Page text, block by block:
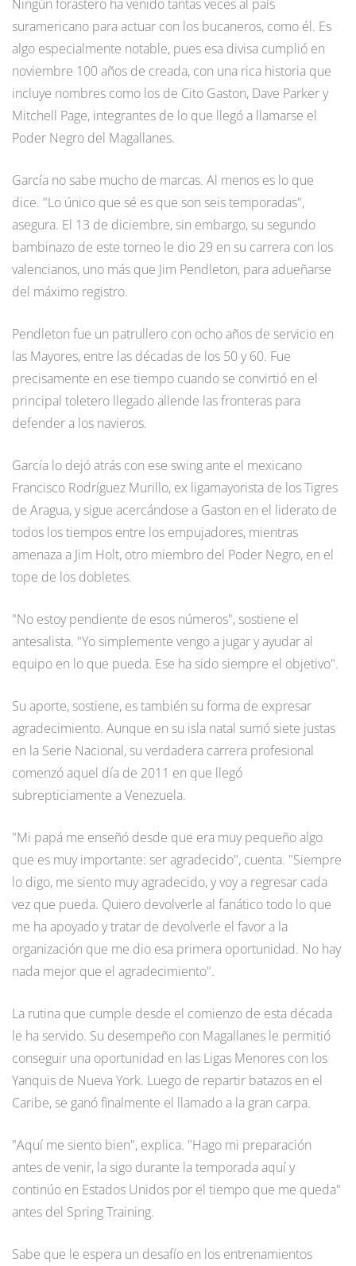
Ningún forastero ha venido tantas veces al país
suramericano para actuar con los bucaneros, como él. Es
algo especialmente notable, pues esa divisa cumplió en
noviembre 100 años de creada, con una rica historia que
incluye nombres como los de Cito Gaston, Dave Parker y
Mitchell Page, integrantes de lo que llegó a llamarse el
Poder Negro del Magallanes.
García no sabe mucho de marcas. Al menos es lo que
dice. "Lo único que sé es que son seis temporadas",
asegura. El 13 de diciembre, sin embargo, su segundo
bambinazo de este torneo le dio 29 en su carrera con los
valencianos, uno más que Jim Pendleton, para adueñarse
del máximo registro.
Pendleton fue un patrullero con ocho años de servicio en
las Mayores, entre las décadas de los 50 y 60. Fue
precisamente en ese tiempo cuando se convirtió en el
principal toletero llegado allende las fronteras para
defender a los navieros.
García lo dejó atrás con ese swing ante el mexicano
Francisco Rodríguez Murillo, ex ligamayorista de los Tigres
de Aragua, y sigue acercándose a Gaston en el liderato de
todos los tiempos entre los empujadores, mientras
amenaza a Jim Holt, otro miembro del Poder Negro, en el
tope de los dobletes.
"No estoy pendiente de esos números", sostiene el
antesalista. "Yo simplemente vengo a jugar y ayudar al
equipo en lo que pueda. Ese ha sido siempre el objetivo".
Su aporte, sostiene, es también su forma de expresar
agradecimiento. Aunque en su isla natal sumó siete justas
en la Serie Nacional, su verdadera carrera profesional
comenzó aquel día de 2011 en que llegó
subrepticiamente a Venezuela.
"Mi papá me enseñó desde que era muy pequeño algo
que es muy importante: ser agradecido", cuenta. "Siempre
lo digo, me siento muy agradecido, y voy a regresar cada
vez que pueda. Quiero devolverle al fanático todo lo que
me ha apoyado y tratar de devolverle el favor a la
organización que me dio esa primera oportunidad. No hay
nada mejor que el agradecimiento".
La rutina que cumple desde el comienzo de esta década
le ha servido. Su desempeño con Magallanes le permitió
conseguir una oportunidad en las Ligas Menores con los
Yanquis de Nueva York. Luego de repartir batazos en el
Caribe, se ganó finalmente el llamado a la gran carpa.
"Aquí me siento bien", explica. "Hago mi preparación
antes de venir, la sigo durante la temporada aquí y
continúo en Estados Unidos por el tiempo que me queda"
antes del Spring Training.
Sabe que le espera un desafío en los entrenamientos